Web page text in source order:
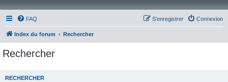
FAQ Connexion
S’enregistrer
Index du forum Rechercher
Rechercher
RECHERCHER